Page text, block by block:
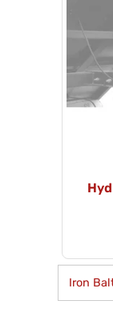
Iron